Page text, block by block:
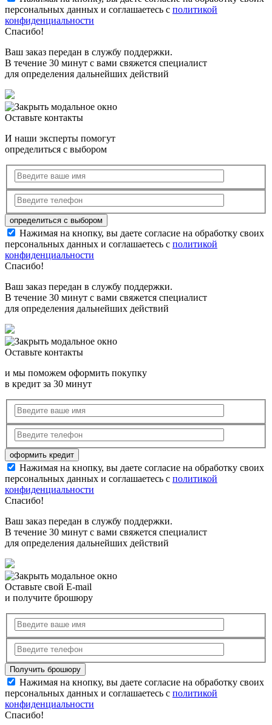
персональных данных и соглашаетесь с политикой
конфиденциальности
Спасибо!
Ваш заказ передан в службу поддержки.
В течение 30 минут с вами свяжется специалист
для определения дальнейших действий
Оставьте контакты
И наши эксперты помогут
определиться с выбором
Нажимая на кнопку, вы даете согласие на обработку своих
персональных данных и соглашаетесь с политикой
конфиденциальности
Спасибо!
Ваш заказ передан в службу поддержки.
В течение 30 минут с вами свяжется специалист
для определения дальнейших действий
Оставьте контакты
и мы поможем оформить покупку
в кредит за 30 минут
Нажимая на кнопку, вы даете согласие на обработку своих
персональных данных и соглашаетесь с политикой
конфиденциальности
Спасибо!
Ваш заказ передан в службу поддержки.
В течение 30 минут с вами свяжется специалист
для определения дальнейших действий
Оставьте свой E-mail
и получите брошюру
Нажимая на кнопку, вы даете согласие на обработку своих
персональных данных и соглашаетесь с политикой
конфиденциальности
Спасибо!